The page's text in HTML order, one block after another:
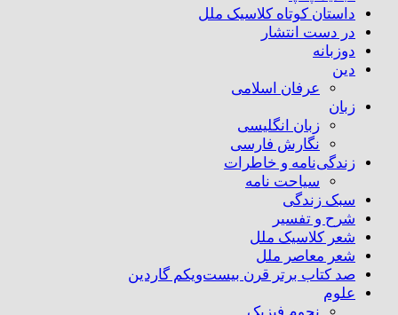
داستان کوتاه کلاسیک ملل
در دست انتشار
دوزبانه
دین
عرفان اسلامی
زبان
زبان انگلیسی
نگارش فارسی
زندگی‌نامه و خاطرات
سیاحت نامه
سبک زندگی
شرح و تفسیر
شعر کلاسیک ملل
شعر معاصر ملل
صد کتاب برتر قرن بیست‌و‌یکم گاردین
علوم
نجوم فیزیک